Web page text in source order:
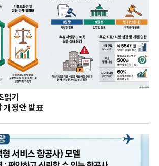
기
개정안 발표